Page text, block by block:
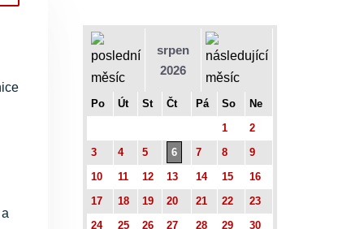
srpen
2026
Po Út St Čt Pá So
Ne
1
2
3
4 5 6 7 8
9
10
11 12 13 14 15
16
17
18 19 20 21 22
23
24
25 26 27 28 29
30